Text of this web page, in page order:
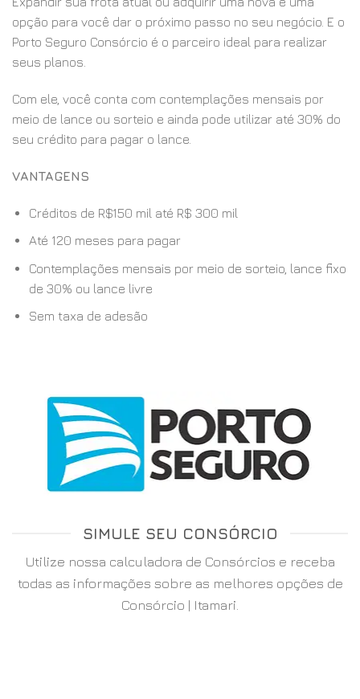
opção para você dar o próximo passo no seu negócio. E o
Porto Seguro Consórcio é o parceiro ideal para realizar
seus planos.
Com ele, você conta com contemplações mensais por
meio de lance ou sorteio e ainda pode utilizar até 30% do
seu crédito para pagar o lance.
VANTAGENS
Créditos de R$150 mil até R$ 300 mil
Até 120 meses para pagar
Contemplações mensais por meio de sorteio, lance fixo
de 30% ou lance livre
Sem taxa de adesão
SIMULE SEU CONSÓRCIO
Utilize nossa calculadora de Consórcios e receba
todas as informações sobre as melhores opções de
Consórcio | Itamari.